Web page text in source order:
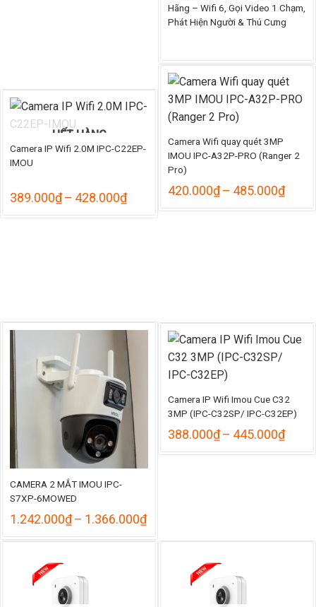
Hãng – Wifi 6, Gọi Video 1 Chạm,
Phát Hiện Người & Thú Cưng
7.599.000₫.
Camera Wifi quay quét 3MP
IMOU IPC-A32P-PRO (Ranger 2
Pro)
420.000₫– 485.000₫
từ
HẾT HÀNG
Camera IP Wifi 2.0M IPC-C22EP-
IMOU
389.000₫– 428.000₫Khoảng
từ
CAMERA 2 MẮT IMOU IPC-
S7XP-6MOWED
1.242.000₫– 1.366.000₫Khoảng
từ
1.366.000₫
Camera IP Wifi Imou Cue C32
3MP (IPC-C32SP/ IPC-C32EP)
388.000₫– 445.000₫
từ